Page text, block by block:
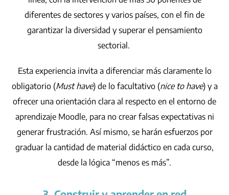
diferentes de sectores y varios países, con el fin de
garantizar la diversidad y superar el pensamiento
sectorial.
Esta experiencia invita a diferenciar más claramente lo
obligatorio (Must have) de lo facultativo (nice to have) y a
ofrecer una orientación clara al respecto en el entorno de
aprendizaje Moodle, para no crear falsas expectativas ni
generar frustración. Así mismo, se harán esfuerzos por
graduar la cantidad de material didáctico en cada curso,
desde la lógica “menos es más”.